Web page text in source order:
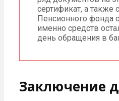
сертификат, а также
Пенсионного фонда
именно средств
день обращения в
Заключение